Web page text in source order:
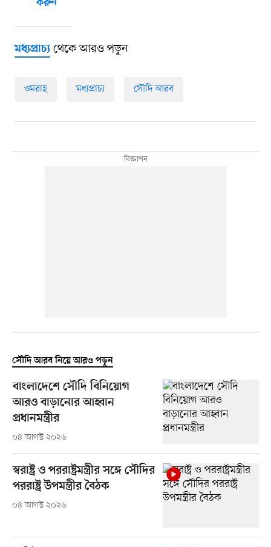
করুন
মধ্যপ্রাচ্যথেকে আরও পড়ুন
ওমরাহ মধ্যপ্রাচ্য সৌদি আরব
সৌদি আরব নিয়ে আরও পড়ুন
বাংলাদেশে সৌদি বিনিয়োগ
আরও বাড়ানোর আহ্বান
প্রধানমন্ত্রীর
০৪ আগস্ট ২০২৬
স্বরাষ্ট্র ও পররাষ্ট্রমন্ত্রীর সঙ্গে সৌদির
পররাষ্ট্র উপমন্ত্রীর বৈঠক
০৪ আগস্ট ২০২৬